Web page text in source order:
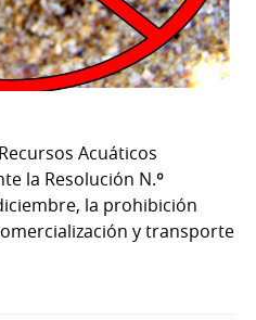
Acuáticos
la Resolución N.º
la prohibición
y transporte